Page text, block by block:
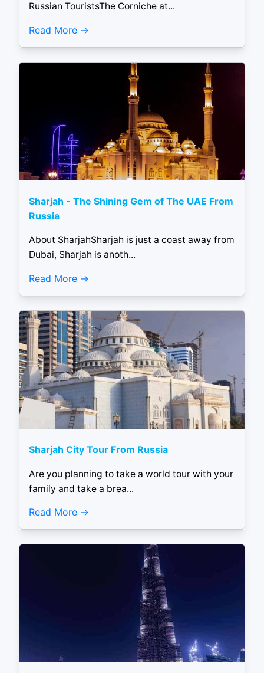
Russian TouristsThe Corniche at...
Read More
Sharjah - The Shining Gem of The UAE From
Russia
About SharjahSharjah is just a coast away from
Dubai, Sharjah is anoth...
Read More
Sharjah City Tour From Russia
Are you planning to take a world tour with your
family and take a brea...
Read More